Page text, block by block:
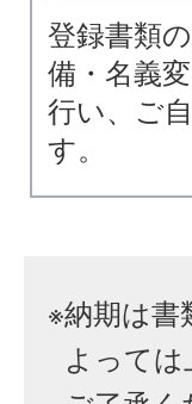
登録書類
備・名義
行い、ご
す。
※納期は書
よって